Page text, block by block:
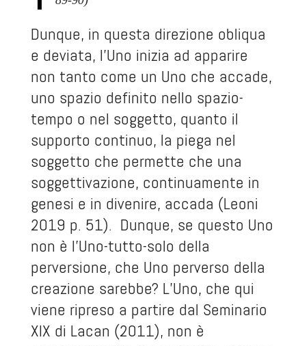
Dunque, in questa direzione obliqua
e deviata, l’Uno inizia ad apparire
non tanto come un Uno che accade,
uno spazio definito nello spazio-
tempo o nel soggetto, quanto il
supporto continuo, la piega nel
soggetto che permette che una
soggettivazione, continuamente in
genesi e in divenire, accada (Leoni
2019 p. 51). Dunque, se questo Uno
non è l’Uno-tutto-solo della
perversione, che Uno perverso della
creazione sarebbe? L’Uno, che qui
viene ripreso a partire dal Seminario
XIX di Lacan (2011), non è